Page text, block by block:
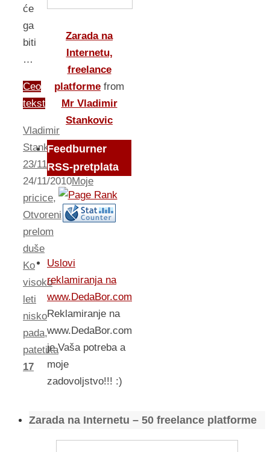
će
ga
biti
…
Ceo
tekst
Vladimir
Stankovic
23/11/2010
24/11/2010Moje
pricice,
Otvoreni
prelom
duše
Ko
visoko
leti
nisko
pada,
patetika
17
Zarada na
Internetu,
freelance
platforme from
Mr Vladimir
Stankovic
Feedburner
RSS-pretplata
Uslovi
reklamiranja na
www.DedaBor.com
Reklamiranje na
www.DedaBor.com
je Vaša potreba a
moje
zadovoljstvo!!! :)
Zarada na Internetu – 50 freelance platforme